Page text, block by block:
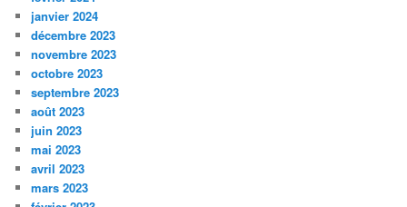
janvier 2024
décembre 2023
novembre 2023
octobre 2023
septembre 2023
août 2023
juin 2023
mai 2023
avril 2023
mars 2023